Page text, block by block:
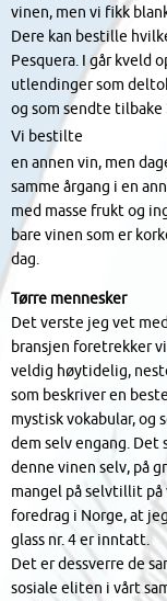
vinen, men vi fikk
Dere kan bestille
Pesquera. I går kveld
utlendinger som
og som sendte tilbake
Vi bestilte
en annen vin, men
samme årgang i en
med masse frukt og
bare vinen som er
dag.
Tørre mennesker
Det verste jeg vet
bransjen foretrekker
veldig høytidelig,
som beskriver en
mystisk vokabular, og
dem selv engang. Det
denne vinen selv, på
mangel på selvtillit
foredrag i Norge, at
glass nr. 4 er inntatt.
Det er dessverre de
sosiale eliten i vårt